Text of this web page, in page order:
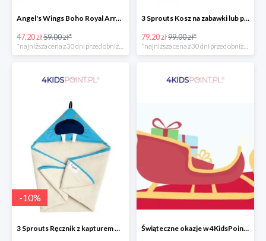
Angel's Wings Boho Royal Arrows Grey La Millou -20%
47.20 zł59.00 zł*
3 Sprouts Kosz na zabawki lub pranie Miś Polarny -20%
79.20 zł99.00 zł*
-10%
3 Sprouts Ręcznik z kapturem Mors -10% Świąteczne okazje w 4KidsPoint do -30%